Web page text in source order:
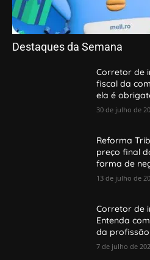
Destaques da Semana
Corretor de
fiscal da
ela é
30 de julho de
Reforma
preço final
forma de
13 de julho de
Corretor de
Entenda
da profissão
7 de julho de